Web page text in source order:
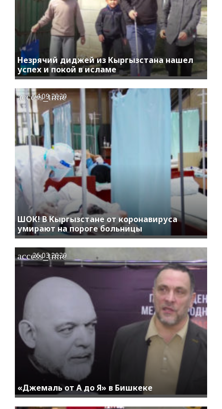
Незрячий диджей из Кыргызстана нашел
успех и покой в исламе
ШОК! В Кыргызстане от коронавируса
умирают на пороге больницы
access_time
04.09.2020
«Джемаль от А до Я» в Бишкеке
access_time
26.03.2020